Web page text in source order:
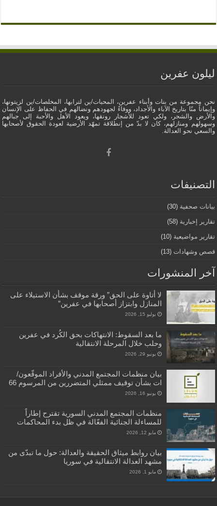
ليلون عفرين
نحن مجموعة من بنات وأبناء عفرين، المحبات/ين لترابها، المخلصات/ين لزيتونها،
وإيماناً منّا بتاريخ الآباء والأجداد، ووفاءً لجهودهم ونضالهم في الحفاظ على الإنسان
والأرض والشجر، ولكي تعود للأشجار رونقها، ويعود الأهل والأحبة إلى جبالهم
وسهولهم ومنازلهم، كان لا بدّ من إنطلاقة تمهّد الأرضية لعودة الحقوق لأصحابها
والسعي نحو العدالة.
التصنيفات
بيانات صحفية (30)
تقارير إخبارية (58)
تقارير مواضيعية (10)
قصص وشهادات (13)
آخر المنشورات
لا أتاوة على الحق” ورقة موقف بشأن الاستيلاء على
المنازل وابتزاز أصحابها في عفرين”
يوليو 15, 2026
ما بعد السقوط: الانتهاكات بحق الكُرد في عفرين
وحلب خلال المرحلة الانتقالية
يونيو 29, 2026
بيان منظمات المجتمع المدني والأفراد الموقّعون/
ات بشأن توقيف ممثلي المتضررين من المرسوم 66
يونيو 16, 2026
منظمات المجتمع المدني السورية تقترح إطاراً
للمساءلة الجنائية الفعّالة في ظل بدء المحاكمات
مايو 12, 2026
بيان روابط ميثاق الحقيقة والعدالة: حول ما تبدّى من
مشهد العدالة الانتقالية في سوريا
مايو 1, 2026